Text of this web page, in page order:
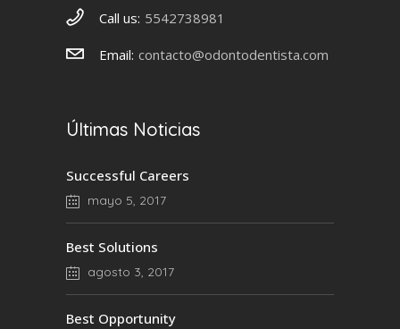
Call us: 5542738981
Email: contacto@odontodentista.com
Últimas Noticias
Successful Careers
mayo 5, 2017
Best Solutions
agosto 3, 2017
Best Opportunity